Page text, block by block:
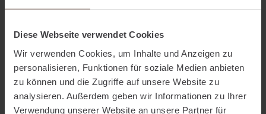
Diese Webseite verwendet Cookies
Wir verwenden Cookies, um Inhalte und Anzeigen zu
personalisieren, Funktionen für soziale Medien anbieten
zu können und die Zugriffe auf unsere Website zu
analysieren. Außerdem geben wir Informationen zu Ihrer
Verwendung unserer Website an unsere Partner für
ETF-Basics: breit streuen, Kosten niedrig halten,
Beispielaufteilung: 2.500 € netto strukturiert nutzen
Langfristigkeit & Verhalten: Kein Panikverkauf in
Krisen